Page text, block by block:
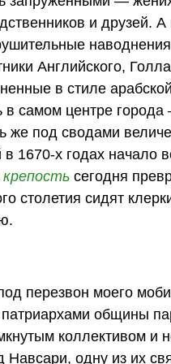
и друзей.
Английского,
в стиле
в самом центре
же под сводами
1670-х годах начало
крепость сегодня
сидят
перезвон моего
общины
коллективом
Навсари, одну из их